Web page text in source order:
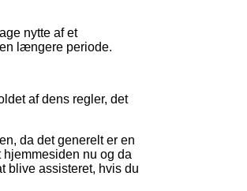
nytte af et
længere periode.
af dens regler, det
da det generelt er en
nu og da
blive assisteret, hvis du